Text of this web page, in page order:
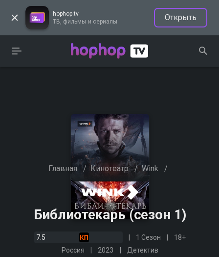
hophop.tv
ТВ, фильмы и сериалы
Открыть
Главная / Кинотеатр / Wink /
Библиотекарь (сезон 1)
7.5 1 Сезон
18+
Россия
2023 Детектив